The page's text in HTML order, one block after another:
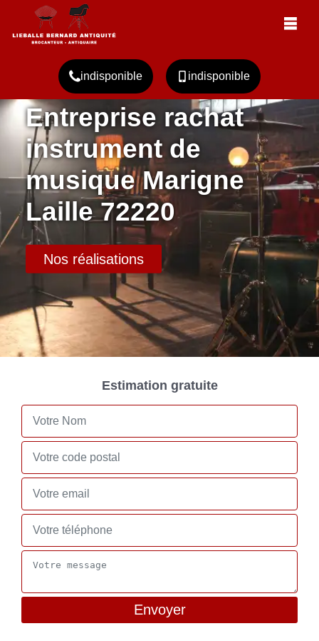
indisponible indisponible
Entreprise rachat
instrument de
musique Marigne
Laille 72220
Nos réalisations
Estimation gratuite